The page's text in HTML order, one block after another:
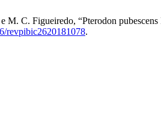
C. Figueiredo, “Pterodon
revpibic2620181078.